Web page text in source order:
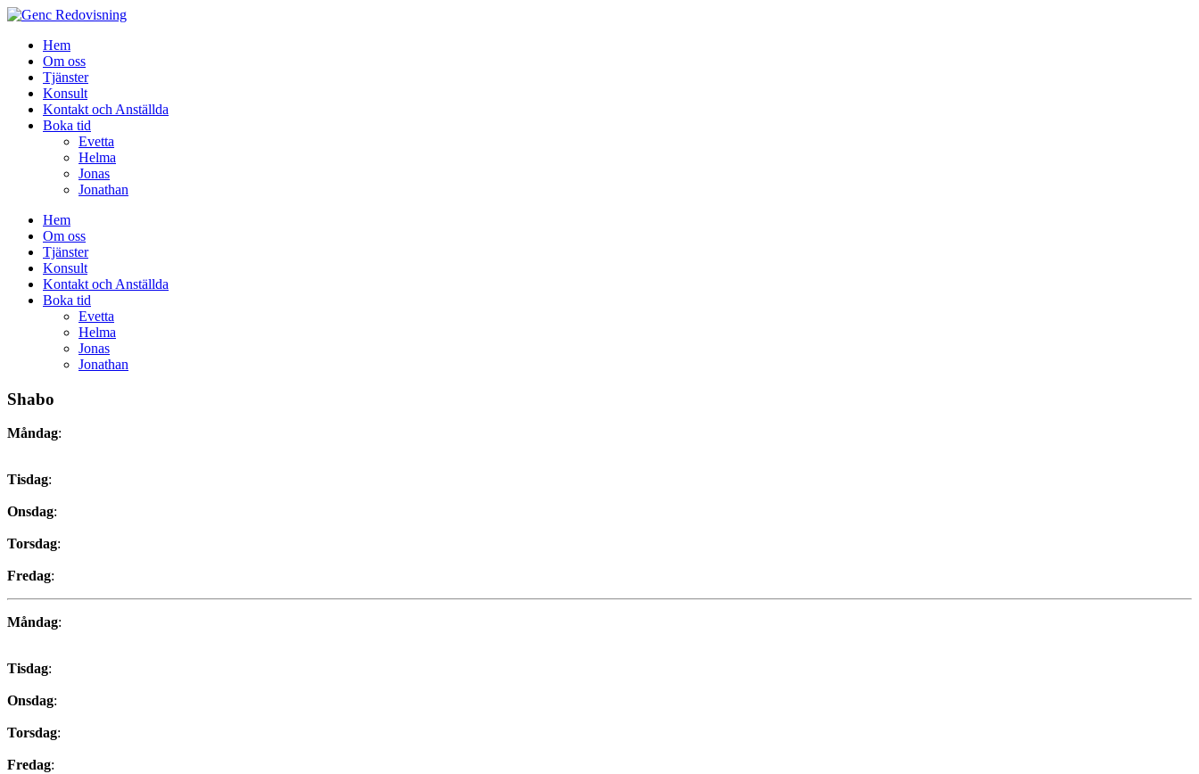
Hem
Om oss
Tjänster
Konsult
Kontakt och Anställda
Boka tid
Evetta
Helma
Jonas
Jonathan
Hem
Om oss
Tjänster
Konsult
Kontakt och Anställda
Boka tid
Evetta
Helma
Jonas
Jonathan
Shabo
Måndag:
Tisdag:
Onsdag:
Torsdag:
Fredag:
Måndag:
Tisdag:
Onsdag:
Torsdag:
Fredag: